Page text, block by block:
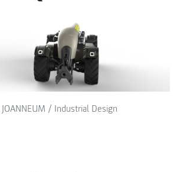
/ Industrial Design